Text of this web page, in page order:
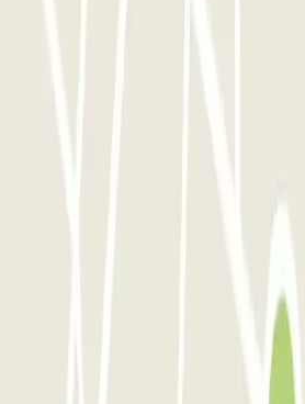
entrar y salir del parking todas
di Brindisi TOP CAR -